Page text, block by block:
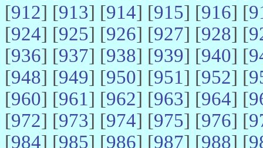
[912] [913] [914] [915] [916] [
[924] [925] [926] [927] [928] [
[936] [937] [938] [939] [940] [
[948] [949] [950] [951] [952] [
[960] [961] [962] [963] [964] [
[972] [973] [974] [975] [976] [
[984] [985] [986] [987] [988] [